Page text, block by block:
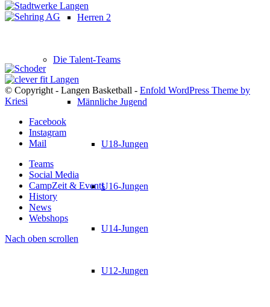
Herren 2
Die Talent-Teams
Männliche Jugend
U18-Jungen
U16-Jungen
U14-Jungen
U12-Jungen
© Copyright - Langen Basketball - Enfold WordPress Theme by
Kriesi
Facebook
Instagram
Mail
Teams
Social Media
CampZeit & Events
History
News
Webshops
Nach oben scrollen